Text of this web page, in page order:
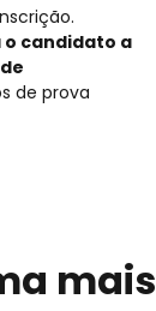
o candidato a
de prova
mais